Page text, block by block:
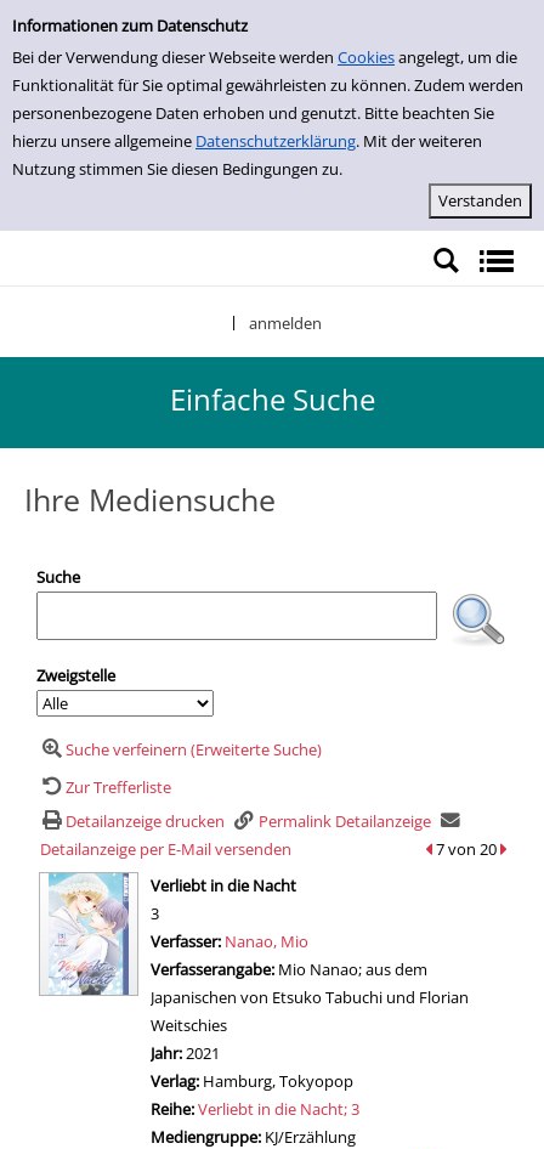
Einfache Suche
Informationen zum Datenschutz
Bei der Verwendung dieser Webseite werden Cookiesangelegt, um die
Funktionalität für Sie optimal gewährleisten zu können. Zudem werden
personenbezogene Daten erhoben und genutzt. Bitte beachten Sie
hierzu unsere allgemeine Datenschutzerklärung. Mit der weiteren
Nutzung stimmen Sie diesen Bedingungen zu.
Zur Detailanzeige springen
anmelden
Einfache Suche
Ihre Mediensuche
Suche
Zweigstelle
Suche verfeinern (Erweiterte Suche)
Zur Trefferliste
Detailanzeige drucken
Permalink Detailanzeige
Detailanzeige per E-Mail versenden
zum
7 von 20zum
wird in neuem Tab geöffnet
Verliebt in die Nacht
3
Verfasser: Suche nach diesem Verfasser
Nanao, Mio
Verfasserangabe: Mio Nanao; aus dem
Japanischen von Etsuko Tabuchi und Florian
Weitschies
Jahr: 2021
Verlag: Hamburg, Tokyopop
Reihe:Verliebt in die Nacht; 3
Mediengruppe: KJ/Erzählung